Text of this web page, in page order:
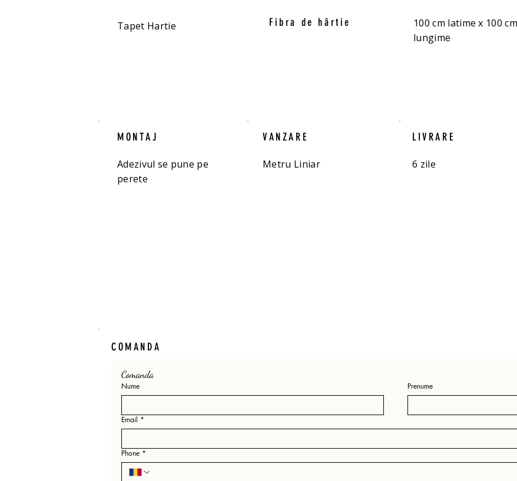
Tapet Hartie
MONTAJ
Adezivul se pune pe
perete
Fibra de hârtie
VANZARE
Metru Liniar
100 cm latime x 100 cm
lungime
LIVRARE
6 zile
COMANDA
Comanda
Nume Prenume
Email *
Phone *